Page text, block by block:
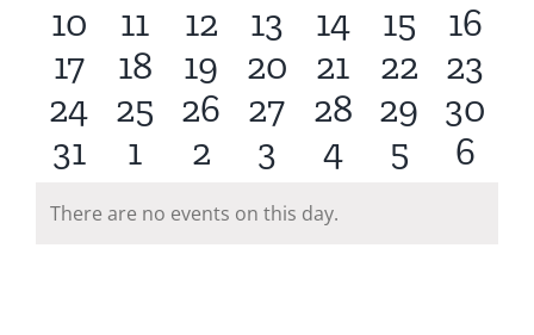
eventseventseventseventseventsevents
0
events
10
0
events
11
0
events
12
0
events
13
0
events
14
0
events
15
0
16
0
events
17
0
events
18
0
events
19
0
events
20
0
events
21
0
events
22
0
23
0
events
24
0
events
25
0
events
26
0
events
27
0
events
28
0
events
29
0
30
0
events
31
0
events
1
0
events
2
0
events
3
0
events
4
0
5
0
6
Notice
There are no events on this day.